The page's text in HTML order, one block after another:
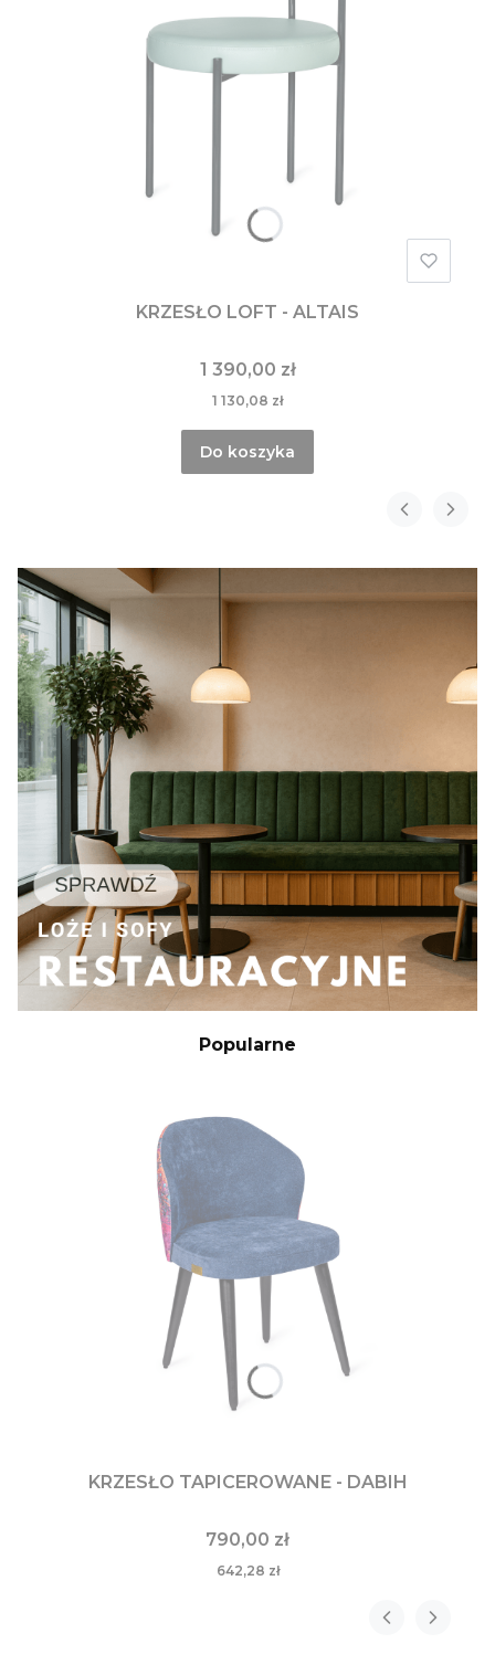
KRZESŁO LOFT - ALTAIS
1 390,00 zł
1 130,08 zł
Do koszyka
Popularne
KRZESŁO TAPICEROWANE - DABIH
790,00 zł
642,28 zł